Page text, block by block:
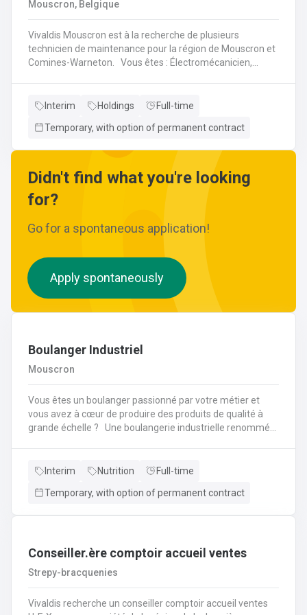
wijzigingen aan leidingen aanbrengen.Werken met
Mouscron, Belgique
Vivaldis Mouscron est à la recherche de plusieurs
technicien de maintenance pour la région de Mouscron et
Comines-Warneton. Vous êtes : Électromécanicien,
dynamique et avec un package d'avantages à la clé, nous
des kilomètres, nous vous offrons la possibilité de
avec des horaires flexibles d'équipes. N'hésitez pas à
postuler sur notre site internet, plus d'informations sur le
profil ci-dessous :
Interim Holdings
Full-time
Temporary, with option of permanent contract
Didn't find what you're looking
for?
Go for a spontaneous application!
Apply spontaneously
Boulanger Industriel
Mouscron
Vous êtes un boulanger passionné par votre métier et
vous avez à cœur de produire des produits de qualité à
grande échelle ? Une boulangerie industrielle renommée
missions : Préparation et cuisson des produits : Vous
baguettes, brioches et autres produits de boulangerie en
de texture et d'apparence. Vous contrôlerez la cuisson et
qualité constante.Gestion des pâtes : Vous superviserez la
utilisation des machines de pétrissage et de
Interim Nutrition
Full-time
Temporary, with option of permanent contract
Conseiller.ère comptoir accueil ventes
Strepy-bracquenies
Vivaldis recherche un conseiller comptoir accueil ventes